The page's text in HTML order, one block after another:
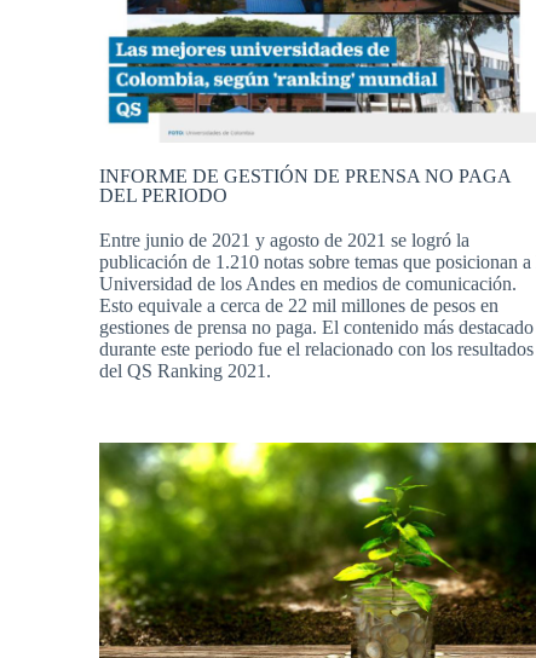
INFORME DE GESTIÓN DE PRENSA NO PAGA
DEL PERIODO
Entre junio de 2021 y agosto de 2021 se logró la
publicación de 1.210 notas sobre temas que posicionan a
Universidad de los Andes en medios de comunicación.
Esto equivale a cerca de 22 mil millones de pesos en
gestiones de prensa no paga. El contenido más destacado
durante este periodo fue el relacionado con los resultados
del QS Ranking 2021.